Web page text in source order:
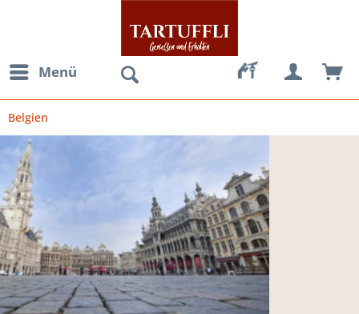
Menü
Belgien